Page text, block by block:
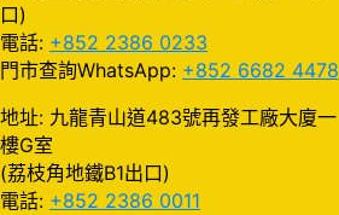
口)
電話: +852 2386 0233
門市查詢WhatsApp: +852 6682 4478
地址: 九龍青山道483號再發工廠大廈一
樓G室
(荔枝角地鐵B1出口)
電話: +852 2386 0011